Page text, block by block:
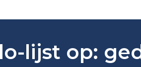
lijst op: